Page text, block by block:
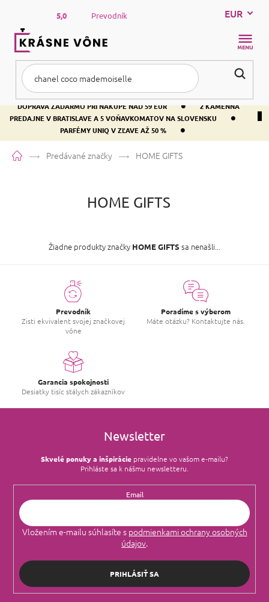
obsah
DOPRAVA ZADARMO PRI NÁKUPE NAD 59 EUR •
2 KAMENNÁ
PREDAJNE V BRATISLAVE A 5 VOŇAVKOMATOV NA SLOVENSKU
•
PARFÉMY UNIQ V ZĽAVE AŽ 50 % •
5,0 Prevodník EUR
DomovPredávané značky HOME GIFTS
HOME GIFTS
Žiadne produkty značky HOME GIFTS sa nenašli...
Prevodník
Zisti ekvivalent svojej značkovej
vône
Poradíme s výberom
Máte otázku? Kontaktujte nás.
Garancia spokojnosti
Desiatky tisíc stálych zákazníkov
Newsletter
Skvelé ponuky a inšpirácie pravidelne vo vašom e‑mailu?
Prihláste sa k nášmu newsletteru.
Email
Vložením e-mailu súhlasíte s podmienkami ochrany osobných
údajov.
PRIHLÁSIŤ SA